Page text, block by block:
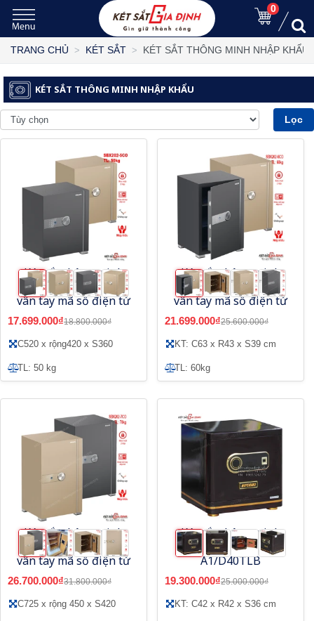
0
TRANG CHỦ KÉT SẮT KÉT SẮT THÔNG MINH NHẬP KHẨU
KÉT SẮT THÔNG MINH NHẬP KHẨU
Lọc
Két sắt thông minh
Philips SBX202-5CO
vân tay mã số điện tử
17.699.000₫18.800.000₫
C520 x rộng420 x S360
TL: 50 kg
Két sắt thông minh
Philips SBX202-6CO
vân tay mã số điện tử
21.699.000₫25.600.000₫
KT: C63 x R43 x S39 cm
TL: 60kg
Két sắt thông minh
Philips SBX202-7CO
vân tay mã số điện tử
26.700.000₫31.800.000₫
C725 x rộng 450 x S420
Két sắt thông minh
Aifeibao HK-
A1/D40TLB
19.300.000₫25.000.000₫
KT: C42 x R42 x S36 cm